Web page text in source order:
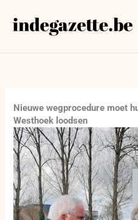
naar
Nieuwe wegprocedure moet
Westhoek loodsen